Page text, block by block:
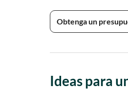
Obtenga un
Ideas para